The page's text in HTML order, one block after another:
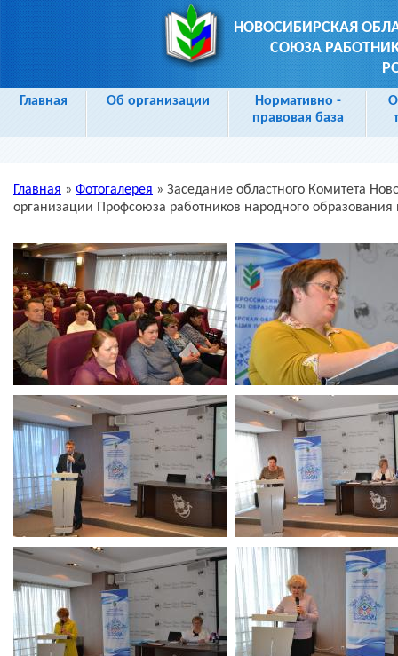
НОВОСИБИРСКАЯ
СОЮЗА
Главная Об организации
Нормативно -
правовая база
Вы здесь
Главная » Фотогалерея » Заседание областного Комитета
организации Профсоюза работников народного образования